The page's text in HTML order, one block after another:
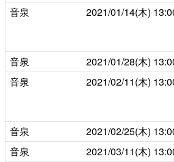
音泉 2021/01/14(木)
音泉 2021/01/28(木)
音泉 2021/02/11(木)
音泉 2021/02/25(木)
音泉 2021/03/11(木)